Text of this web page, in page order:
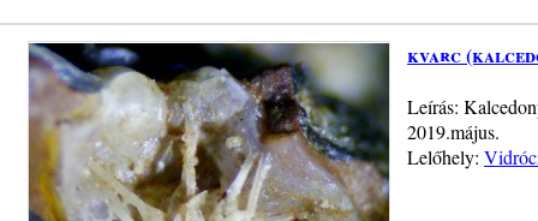
kvarc
Leírás:
2019.május.
Lelőhely: